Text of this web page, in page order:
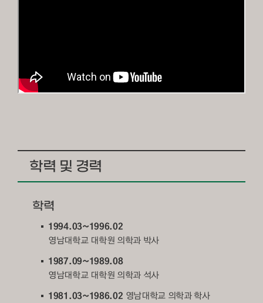
학력 및 경력
학력
1994.03~1996.02
영남대학교 대학원 의학과 박사
1987.09~1989.08
영남대학교 대학원 의학과 석사
1981.03~1986.02 영남대학교 의학과 학사